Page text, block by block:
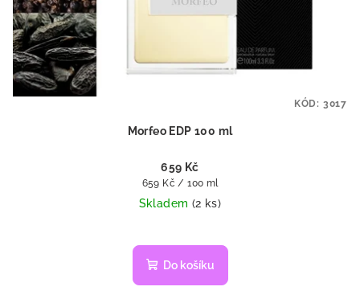
Morfeo EDP 100 ml
659 Kč
Měrná
cena:
659 Kč / 100 ml
Skladem (2 ks)
Do košíku
KÓD: 3017